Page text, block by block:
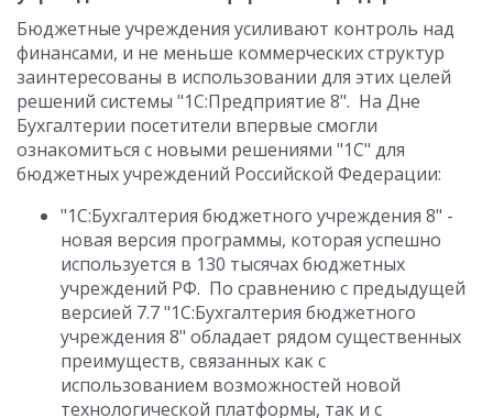
Бюджетные учреждения усиливают контроль над
финансами, и не меньше коммерческих структур
заинтересованы в использовании для этих целей
решений системы "1С:Предприятие 8". На Дне
Бухгалтерии посетители впервые смогли
ознакомиться с новыми решениями "1С" для
бюджетных учреждений Российской Федерации:
"1С:Бухгалтерия бюджетного учреждения 8" -
новая версия программы, которая успешно
используется в 130 тысячах бюджетных
учреждений РФ. По сравнению с предыдущей
версией 7.7 "1С:Бухгалтерия бюджетного
учреждения 8" обладает рядом существенных
преимуществ, связанных как с
использованием возможностей новой
технологической платформы, так и с